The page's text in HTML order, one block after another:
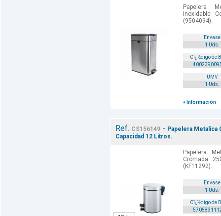
Papelera
Inoxidable
(9504094).
Envase
1 Uds.
Cï¿½digo de
UMV
1 Uds.
+ Información
Ref. CS156149- Papelera Metalica
Capacidad 12 Litros.
Papelera
Cromada
(KF11292).
Envase
1 Uds.
Cï¿½digo de